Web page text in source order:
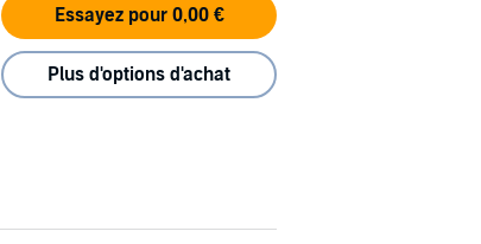
Essayez pour 0,00 €
Plus d'options d'achat